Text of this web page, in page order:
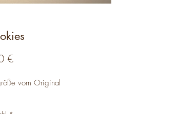
€Preis
vom Original